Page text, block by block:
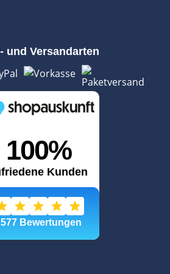
und Versandarten